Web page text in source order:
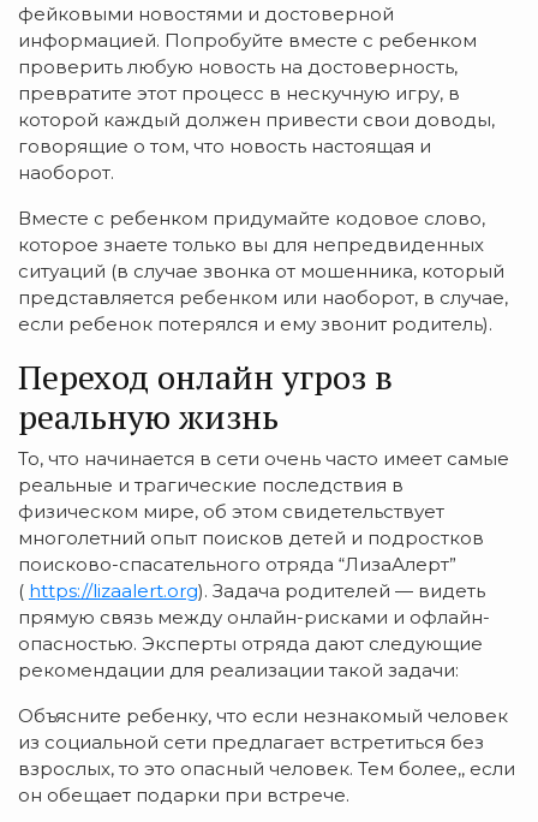
фейковыми новостями и достоверной
информацией. Попробуйте вместе с ребенком
проверить любую новость на достоверность,
превратите этот процесс в нескучную игру, в
которой каждый должен привести свои доводы,
говорящие о том, что новость настоящая и
наоборот.
Вместе с ребенком придумайте кодовое слово,
которое знаете только вы для непредвиденных
ситуаций (в случае звонка от мошенника, который
представляется ребенком или наоборот, в случае,
если ребенок потерялся и ему звонит родитель).
Переход онлайн угроз в
реальную жизнь
То, что начинается в сети очень часто имеет самые
реальные и трагические последствия в
физическом мире, об этом свидетельствует
многолетний опыт поисков детей и подростков
поисково-спасательного отряда “ЛизаАлерт”
( https://lizaalert.org). Задача родителей — видеть
прямую связь между онлайн-рисками и офлайн-
опасностью. Эксперты отряда дают следующие
рекомендации для реализации такой задачи:
Объясните ребенку, что если незнакомый человек
из социальной сети предлагает встретиться без
взрослых, то это опасный человек. Тем более,, если
он обещает подарки при встрече.